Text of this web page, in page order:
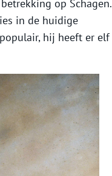
op Schagen.
in de huidige
hij heeft er elf